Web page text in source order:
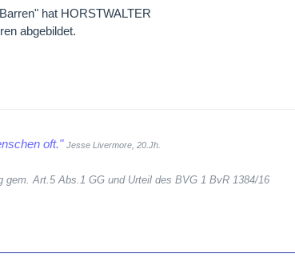
hat HORSTWALTER
abgebildet.
oft." Jesse Livermore, 20.Jh.
gem. Art.5 Abs.1 GG und Urteil des BVG 1 BvR 1384/16